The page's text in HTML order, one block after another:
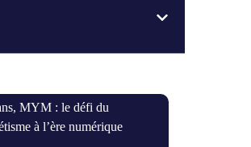
MYM : le défi du
à l’ère numérique